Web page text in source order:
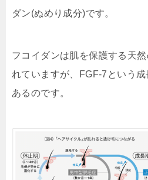
ダン(ぬめり成分)です。
フコイダンは肌を保護する天
れていますが、
FGF-7という
あるのです。